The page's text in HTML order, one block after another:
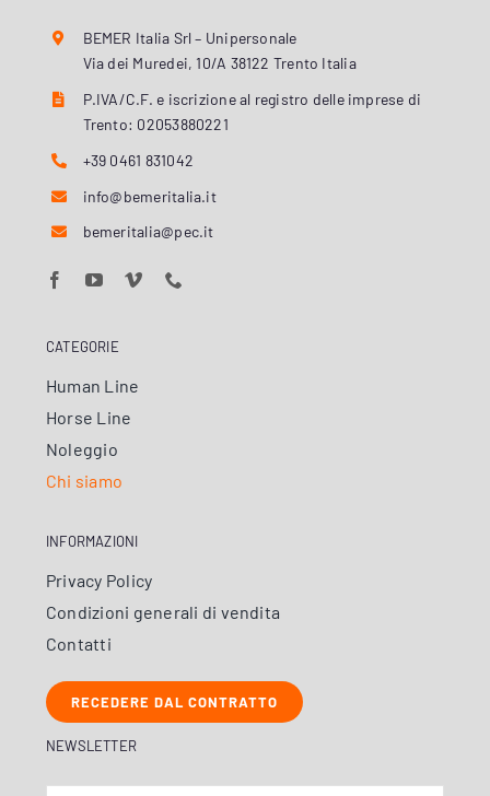
BEMER Italia Srl – Unipersonale
Via dei Muredei, 10/A 38122 Trento Italia
P.IVA/C.F. e iscrizione al registro delle imprese di
Trento: 02053880221
+39 0461 831042
info@bemeritalia.it
bemeritalia@pec.it
CATEGORIE
Human Line
Horse Line
Noleggio
Chi siamo
INFORMAZIONI
Privacy Policy
Condizioni generali di vendita
Contatti
RECEDERE DAL CONTRATTO
NEWSLETTER